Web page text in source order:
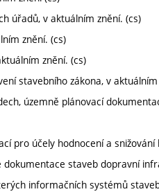
úřadů, v aktuálním znění. (cs)
znění. (cs)
znění. (cs)
stavebního zákona, v aktuálním
územně plánovací
pro účely hodnocení a snižování
staveb dopravní
informačních systémů